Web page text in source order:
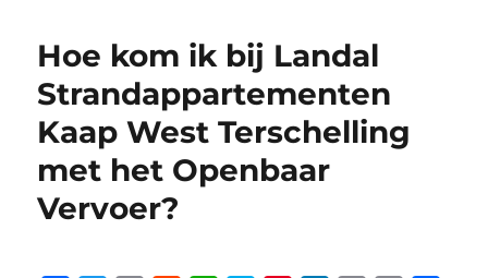
Hoe kom ik bij Landal
Strandappartementen
Kaap West Terschelling
met het Openbaar
Vervoer?